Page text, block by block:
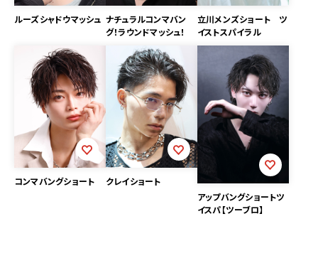
ルーズシャドウマッシュ ナチュラルコンマバン
グ！ラウンドマッシュ！
立川メンズショート ツ
イストスパイラル
コンマバングショート
クレイショート
アップバングショートツ
イスパ【ツーブロ】